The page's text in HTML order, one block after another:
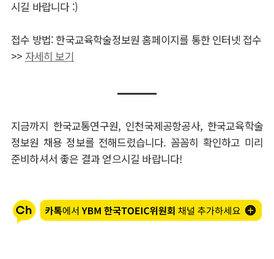
시길 바랍니다 :)
접수 방법: 한국교육학술정보원 홈페이지를 통한 인터넷 접수
>> 자세히 보기
지금까지 한국교통연구원, 인천국제공항공사, 한국교육학술
정보원 채용 정보를 전해드렸습니다. 꼼꼼히 확인하고 미리
준비하셔서 좋은 결과 얻으시길 바랍니다!